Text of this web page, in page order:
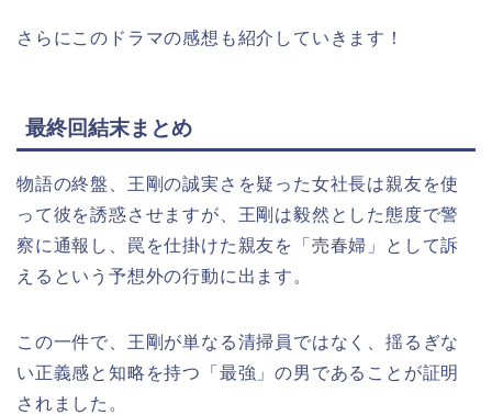
さらにこのドラマの感想も紹介していきます！
最終回結末まとめ
物語の終盤、王剛の誠実さを疑った女社長は親友を使
って彼を誘惑させますが、王剛は毅然とした態度で警
察に通報し、罠を仕掛けた親友を「売春婦」として訴
えるという予想外の行動に出ます。
この一件で、王剛が単なる清掃員ではなく、揺るぎな
い正義感と知略を持つ「最強」の男であることが証明
されました。